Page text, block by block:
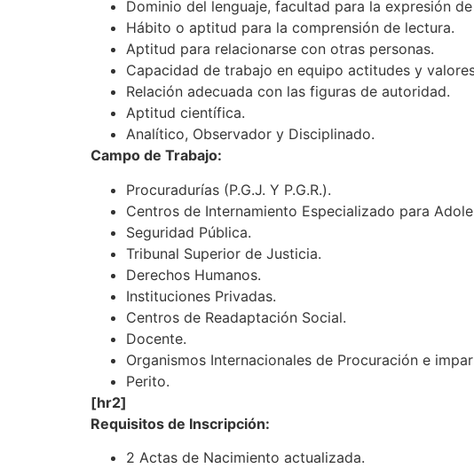
Dominio del lenguaje, facultad para la expresión de
Hábito o aptitud para la comprensión de lectura.
Aptitud para relacionarse con otras personas.
Capacidad de trabajo en equipo actitudes y
Relación adecuada con las figuras de autoridad.
Aptitud científica.
Analítico, Observador y Disciplinado.
Campo de Trabajo:
Procuradurías (P.G.J. Y P.G.R.).
Centros de Internamiento Especializado para
Seguridad Pública.
Tribunal Superior de Justicia.
Derechos Humanos.
Instituciones Privadas.
Centros de Readaptación Social.
Docente.
Organismos Internacionales de Procuración e
Perito.
[hr2]
Requisitos de Inscripción:
2 Actas de Nacimiento actualizada.